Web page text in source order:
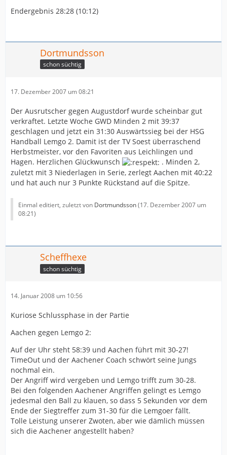
verlassen konnten. Nach der Halbzeit ging jedoch
den Kreis wurden immer wieder abgefangen, der Druck
auf den Gäste-Rückraum immer größer, so dass dieser
immer wieder zu technischen Fehlern oder Fehlwürfen
verleitet wurde. Im Angriff zeigte sich Lemgo wesentlich
Scholz beeindruckte mit einer hundertprozentigen
von der Gäste-Abwehr überhaupt nicht in den Griff zu
bekommen und netzte gleich achtmal ein. Beim 25:20
(43.) nahmen die Gäste noch einmal eine Auszeit, doch
Lemgo war nicht mehr vom Siegkurs abzubringen. Bis
zum Ende setzten sich Lutschizki und Co. bis auf 12
Tore Vorsprung ab. Zu seinem ersten Einsatz in der
Regionalliga-Mannschaft kam fünf Minuten vor dem
Ende auch A-Jugendtorwart Tobias Spanke, der neben
sehenswerten Parade bei nur einem Gegentor
überzeugen konnte.
Lemgo: Lahme, Spanke; Scholz (10/5), Tempelmeier (8),
Toepelt (5), Fröbel (4), Lutschizki (2), D. Schröder (2),
Hafner (2), Kausys (2/1), Chatton (2), Lohrbach, M.
Endergebnis 28:28 (10:12)
Dortmundsson
schon süchtig
17. Dezember 2007 um 08:21
Der Ausrutscher gegen Augustdorf wurde scheinbar gut
verkraftet. Letzte Woche GWD Minden 2 mit 39:37
geschlagen und jetzt ein 31:30 Auswärtssieg bei der HSG
Handball Lemgo 2. Damit ist der TV Soest überraschend
Herbstmeister, vor den Favoriten aus Leichlingen und
Hagen. Herzlichen Glückwunsch
. Minden 2,
zuletzt mit 3 Niederlagen in Serie, zerlegt Aachen mit 40:22
und hat auch nur 3 Punkte Rückstand auf die Spitze.
Einmal editiert, zuletzt von Dortmundsson(17. Dezember 2007 um
08:21)
Scheffhexe
schon süchtig
14. Januar 2008 um 10:56
Kuriose Schlussphase in der Partie
Aachen gegen Lemgo 2:
Auf der Uhr steht 58:39 und Aachen führt mit 30-27!
TimeOut und der Aachener Coach schwört seine Jungs
nochmal ein.
Der Angriff wird vergeben und Lemgo trifft zum 30-28.
Bei den folgenden Aachener Angriffen gelingt es Lemgo
jedesmal den Ball zu klauen, so dass 5 Sekunden vor dem
Ende der Siegtreffer zum 31-30 für die Lemgoer fällt.
Tolle Leistung unserer Zwoten, aber wie dämlich müssen
sich die Aachener angestellt haben?